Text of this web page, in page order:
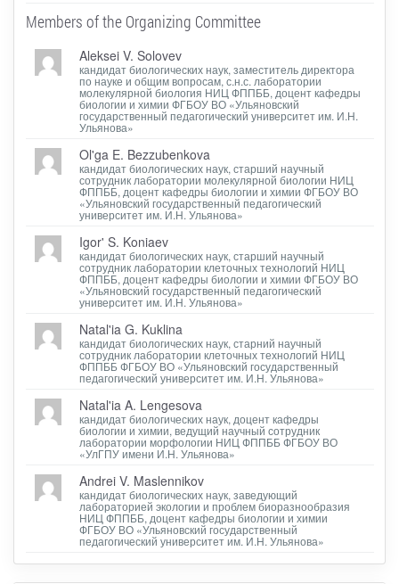
Members of the Organizing Committee
Aleksei V. Solovev
кандидат биологических наук, заместитель директора
по науке и общим вопросам, с.н.с. лаборатории
молекулярной биология НИЦ ФППББ, доцент кафедры
биологии и химии ФГБОУ ВО «Ульяновский
государственный педагогический университет им. И.Н.
Ульянова»
Ol'ga E. Bezzubenkova
кандидат биологических наук, старший научный
сотрудник лаборатории молекулярной биологии НИЦ
ФППББ, доцент кафедры биологии и химии ФГБОУ ВО
«Ульяновский государственный педагогический
университет им. И.Н. Ульянова»
Igor' S. Koniaev
кандидат биологических наук, старший научный
сотрудник лаборатории клеточных технологий НИЦ
ФППББ, доцент кафедры биологии и химии ФГБОУ ВО
«Ульяновский государственный педагогический
университет им. И.Н. Ульянова»
Natal'ia G. Kuklina
кандидат биологических наук, старний научный
сотрудник лаборатории клеточных технологий НИЦ
ФППББ ФГБОУ ВО «Ульяновский государственный
педагогический университет им. И.Н. Ульянова»
Natal'ia A. Lengesova
кандидат биологических наук, доцент кафедры
биологии и химии, ведущий научный сотрудник
лаборатории морфологии НИЦ ФППББ ФГБОУ ВО
«УлГПУ имени И.Н. Ульянова»
Andrei V. Maslennikov
кандидат биологических наук, заведующий
лабораторией экологии и проблем биоразнообразия
НИЦ ФППББ, доцент кафедры биологии и химии
ФГБОУ ВО «Ульяновский государственный
педагогический университет им. И.Н. Ульянова»